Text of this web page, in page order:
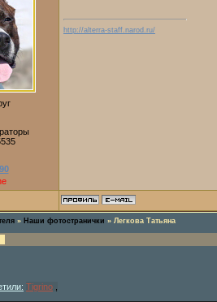
http://alterra-staff.narod.ru/
» Наши фотостранички » Легкова Татьяна
Tigrino